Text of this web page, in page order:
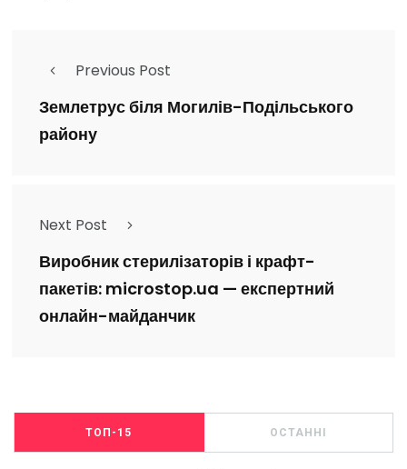
Previous Post
Землетрус біля Могилів-Подільського
району
Next Post
Виробник стерилізаторів і крафт-
пакетів: microstop.ua — експертний
онлайн-майданчик
ТОП-15 ОСТАННІ